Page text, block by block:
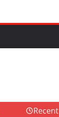
Recent